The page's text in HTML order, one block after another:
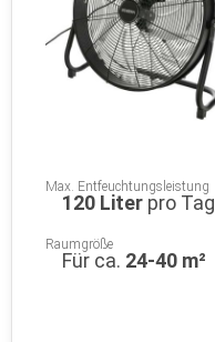
Max. Entfeuchtungsleistung
120 Liter pro Tag
Raumgröße
Für ca. 24-40 m²